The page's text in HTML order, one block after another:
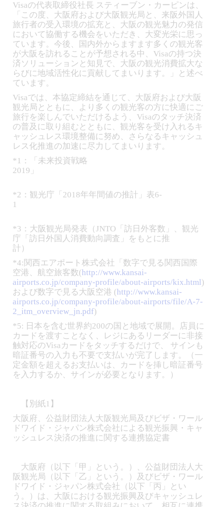
Visaの代表取締役社長 スティーブン・カーピンは、
「この度、大阪府および大阪観光局と、来阪外国人
旅行者の受入環境の拡充と、大阪の観光魅力の発信
において協働する機会をいただき、大変光栄に思っ
ています。今後、国内外からますます多くの観光客
が大阪を訪れることが予想される中、Visaの持つ決
済ソリューションと知見で、大阪の観光消費拡大な
らびに地域活性化に貢献してまいります。」と述べ
ています。
Visaでは、本協定締結を通じて、大阪府および大阪
観光局とともに、より多くの観光客の方に快適にご
旅行を楽しんでいただけるよう、Visaのタッチ決済
の普及に取り組むとともに、観光客を受け入れるキ
ャッシュレス環境整備に努め、さらなるキャッシュ
レス化推進の加速に尽力してまいります。
*1：「未来投資戦略
*2：観光庁「2018年年間値の推計」表6-
*3：大阪観光局発表（JNTO「訪日外客数」、観光
庁「訪日外国人消費動向調査」をもとに推
計
*4:関西エアポート株式会社「数字で見る関西国際
空港、航空旅客数(http://www.kansai-
airports.co.jp/company-profile/about-airports/kix.html)
および数字で見る大阪空港 (http://www.kansai-
airports.co.jp/company-profile/about-airports/file/A-7-
2_itm_overview_jn.pdf
*5: 日本を含む世界約200の国と地域で展開。店員に
カードを渡すことなく、レジにあるリーダーに非接
触対応のVisaカードをタッチするだけで、 サインも
暗証番号の入力も不要で支払いが完了します。（一
定金額を超えるお支払いは、カードを挿し暗証番号
を入力するか、サインが必要となります。）
【別紙1】
大阪府、公益財団法人大阪観光局及びビザ・ワール
ドワイド・ジャパン株式会社による観光振興・キャ
ッシュレス決済の推進に関する連携協定書
大阪府（以下「甲」という。）、公益財団法人大
阪観光局（以下「乙」という。）及びビザ・ワール
ドワイド・ジャパン株式会社（以下「丙」とい
う。）は、大阪における観光振興及びキャッシュレ